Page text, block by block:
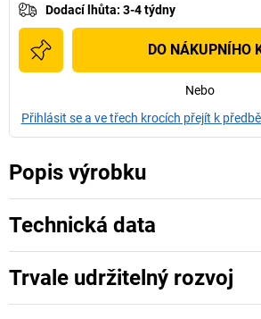
Dodací lhůta: 3-4 týdny
DO NÁKUPNÍHO
Nebo
Přihlásit se a ve třech krocích přejít k
Popis výrobku
Technická data
Trvale udržitelný rozvoj